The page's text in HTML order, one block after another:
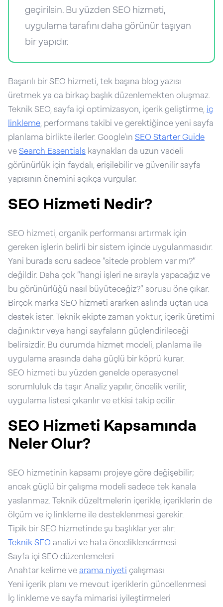
geçirilsin. Bu yüzden SEO hizmeti,
uygulama tarafını daha görünür taşıyan
bir yapıdır.
Başarılı bir SEO hizmeti, tek başına blog yazısı
üretmek ya da birkaç başlık düzenlemekten oluşmaz.
Teknik SEO, sayfa içi optimizasyon, içerik geliştirme, iç
linkleme, performans takibi ve gerektiğinde yeni sayfa
planlama birlikte ilerler. Google’ın SEO Starter Guide
ve Search Essentials kaynakları da uzun vadeli
görünürlük için faydalı, erişilebilir ve güvenilir sayfa
yapısının önemini açıkça vurgular.
SEO Hizmeti Nedir?
SEO hizmeti, organik performansı artırmak için
gereken işlerin belirli bir sistem içinde uygulanmasıdır.
Yani burada soru sadece “sitede problem var mı?”
değildir. Daha çok “hangi işleri ne sırayla yapacağız ve
bu görünürlüğü nasıl büyüteceğiz?” sorusu öne çıkar.
Birçok marka SEO hizmeti ararken aslında uçtan uca
destek ister. Teknik ekipte zaman yoktur, içerik üretimi
dağınıktır veya hangi sayfaların güçlendirileceği
belirsizdir. Bu durumda hizmet modeli, planlama ile
uygulama arasında daha güçlü bir köprü kurar.
SEO hizmeti bu yüzden genelde operasyonel
sorumluluk da taşır. Analiz yapılır, öncelik verilir,
uygulama listesi çıkarılır ve etkisi takip edilir.
SEO Hizmeti Kapsamında
Neler Olur?
SEO hizmetinin kapsamı projeye göre değişebilir;
ancak güçlü bir çalışma modeli sadece tek kanala
yaslanmaz. Teknik düzeltmelerin içerikle, içeriklerin de
ölçüm ve iç linkleme ile desteklenmesi gerekir.
Tipik bir SEO hizmetinde şu başlıklar yer alır:
Teknik SEO analizi ve hata önceliklendirmesi
Sayfa içi SEO düzenlemeleri
Anahtar kelime ve arama niyeti çalışması
Yeni içerik planı ve mevcut içeriklerin güncellenmesi
İç linkleme ve sayfa mimarisi iyileştirmeleri